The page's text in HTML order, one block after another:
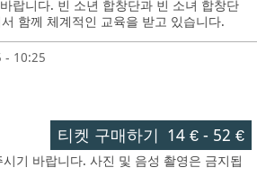
랍니다. 빈 소년 합창단과 빈 소녀 합창단
함께 체계적인 교육을 받고 있습니다.
- 10:25
티켓 구매하기 14 €- 52 €
기 바랍니다. 사진 및 음성 촬영은 금지됩